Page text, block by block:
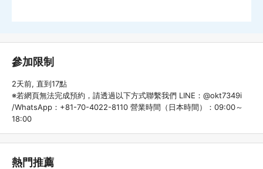
參加限制
2天前, 直到17點
※若網頁無法完成預約，請透過以下方式聯繫我們 LINE：@okt7349i
/WhatsApp：+81-70-4022-8110 營業時間（日本時間）：09:00～
18:00
熱門推薦